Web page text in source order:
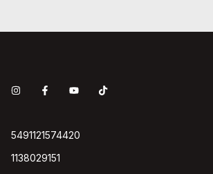
5491121574420
1138029151